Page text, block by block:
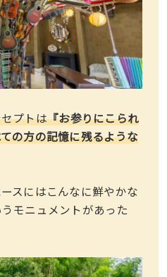
プトは『お参りにこられ
の方の記憶に残るような
スにはこんなに鮮やかな
モニュメントがあった